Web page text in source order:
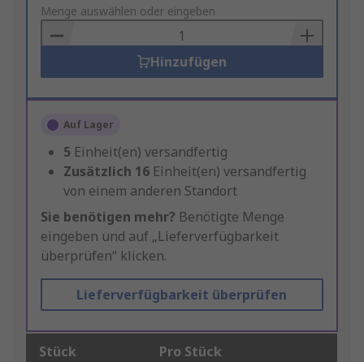
to
Basket
Menge auswählen oder eingeben
Hinzufügen
Auf Lager
5 Einheit(en) versandfertig
Zusätzlich 16 Einheit(en) versandfertig
von einem anderen Standort
Sie benötigen mehr? Benötigte Menge
eingeben und auf „Lieferverfügbarkeit
überprüfen“ klicken.
Lieferverfügbarkeit überprüfen
Stück Pro Stück